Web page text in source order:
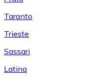
Taranto
Trieste
Sassari
Latina